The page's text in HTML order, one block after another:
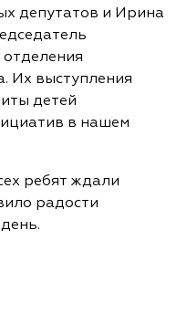
депутатов и Ирина
Их выступления
детей
в нашем
ребят ждали
радости